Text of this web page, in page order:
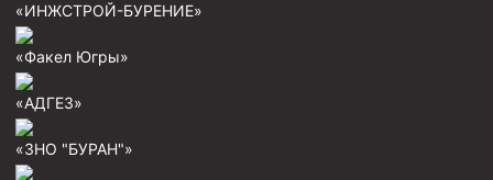
Клинья — отклонители
Метчики ловильные
Колокола ловильные
«ИНЖСТРОЙ-БУРЕНИЕ»
«Факел Югры»
«АДГЕЗ»
«ЗНО "БУРАН"»